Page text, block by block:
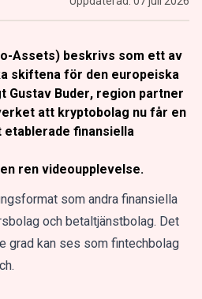
Assets) beskrivs som ett av
skiftena för den europeiska
Gustav Buder, region partner
att kryptobolag nu får en
finansiella
ren videoupplevelse.
som andra finansiella
och betaltjänstbolag. Det
grad kan ses som fintechbolag